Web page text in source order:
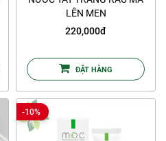
LÊN MEN
220,000đ
ĐẶT HÀNG
-10%